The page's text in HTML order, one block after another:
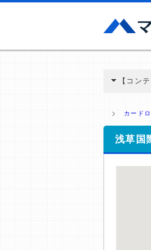
【コン
ミ収集な
>提携企業
カード
浅草国